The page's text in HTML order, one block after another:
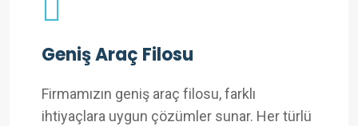
Geniş Araç Filosu
Firmamızın geniş araç filosu, farklı
ihtiyaçlara uygun çözümler sunar. Her türlü